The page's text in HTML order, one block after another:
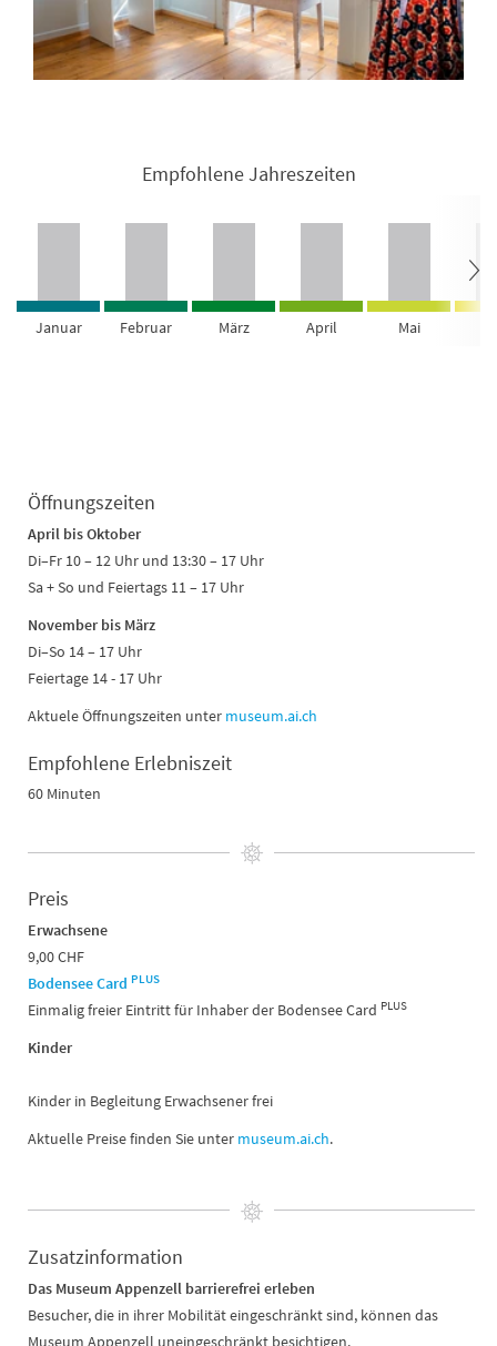
Empfohlene Jahreszeiten
Januar Februar März April Mai
Öffnungszeiten
April bis Oktober
Di–Fr 10 – 12 Uhr und 13:30 – 17 Uhr
Sa + So und Feiertags 11 – 17 Uhr
November bis März
Di–So 14 – 17 Uhr
Feiertage 14 - 17 Uhr
Aktuele Öffnungszeiten unter museum.ai.ch
Empfohlene Erlebniszeit
60 Minuten
Preis
Erwachsene
9,00 CHF
Bodensee Card PLUS
Einmalig freier Eintritt für Inhaber der Bodensee Card PLUS
Kinder
Kinder in Begleitung Erwachsener frei
Aktuelle Preise finden Sie unter museum.ai.ch.
Zusatzinformation
Das Museum Appenzell barrierefrei erleben
Besucher, die in ihrer Mobilität eingeschränkt sind, können das
Museum Appenzell uneingeschränkt besichtigen.